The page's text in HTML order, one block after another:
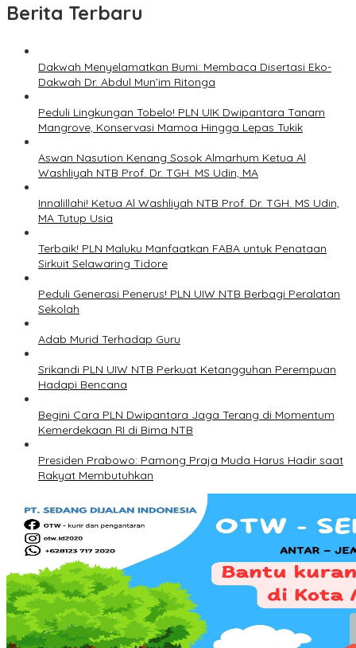
Berita Terbaru
Dakwah Menyelamatkan Bumi: Membaca Disertasi Eko-
Dakwah Dr. Abdul Mun’im Ritonga
Peduli Lingkungan Tobelo! PLN UIK Dwipantara Tanam
Mangrove, Konservasi Mamoa Hingga Lepas Tukik
Aswan Nasution Kenang Sosok Almarhum Ketua Al
Washliyah NTB Prof. Dr. TGH. MS Udin, MA
Innalillahi! Ketua Al Washliyah NTB Prof. Dr. TGH. MS Udin,
MA Tutup Usia
Terbaik! PLN Maluku Manfaatkan FABA untuk Penataan
Sirkuit Selawaring Tidore
Peduli Generasi Penerus! PLN UIW NTB Berbagi Peralatan
Sekolah
Adab Murid Terhadap Guru
Srikandi PLN UIW NTB Perkuat Ketangguhan Perempuan
Hadapi Bencana
Begini Cara PLN Dwipantara Jaga Terang di Momentum
Kemerdekaan RI di Bima NTB
Presiden Prabowo: Pamong Praja Muda Harus Hadir saat
Rakyat Membutuhkan